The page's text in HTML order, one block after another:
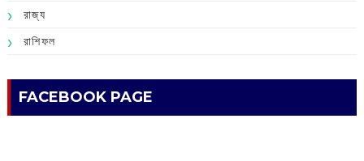
রাজ্য
রাশিফল
FACEBOOK PAGE